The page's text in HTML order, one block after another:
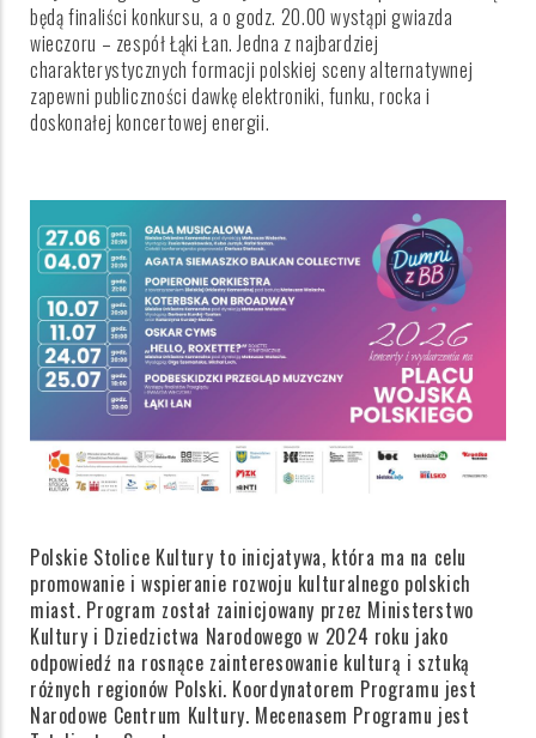
będą finaliści konkursu, a o godz. 20.00 wystąpi gwiazda
wieczoru – zespół Łąki Łan. Jedna z najbardziej
charakterystycznych formacji polskiej sceny alternatywnej
zapewni publiczności dawkę elektroniki, funku, rocka i
doskonałej koncertowej energii.
Polskie Stolice Kultury to inicjatywa, która ma na celu
promowanie i wspieranie rozwoju kulturalnego polskich
miast. Program został zainicjowany przez Ministerstwo
Kultury i Dziedzictwa Narodowego w 2024 roku jako
odpowiedź na rosnące zainteresowanie kulturą i sztuką
różnych regionów Polski. Koordynatorem Programu jest
Narodowe Centrum Kultury. Mecenasem Programu jest